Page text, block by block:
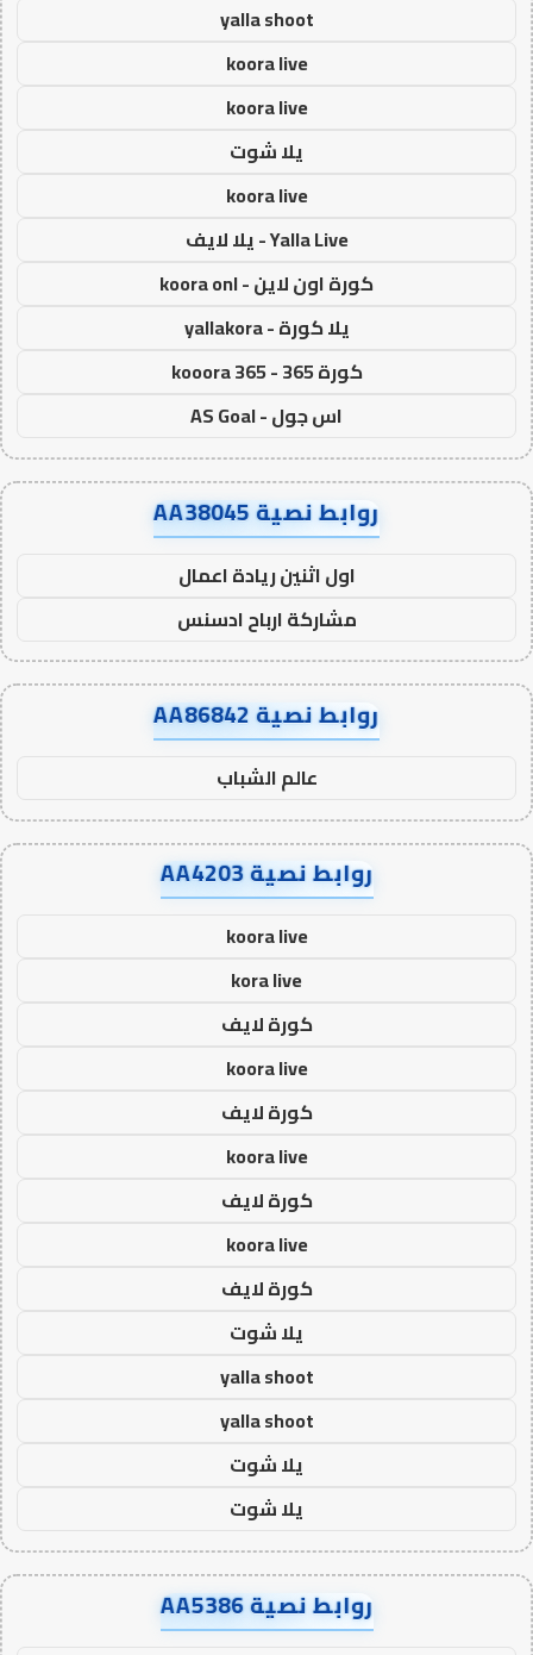
yalla shoot
koora live
koora live
يلا شوت
koora live
Yalla Live - يلا لايف
كورة اون لاين - koora onl
يلا كورة - yallakora
كورة 365 - kooora 365
اس جول - AS Goal
روابط نصية AA38045
اول اثنين ريادة اعمال
مشاركة ارباح ادسنس
روابط نصية AA86842
عالم الشباب
روابط نصية AA4203
koora live
kora live
كورة لايف
koora live
كورة لايف
koora live
كورة لايف
koora live
كورة لايف
يلا شوت
yalla shoot
yalla shoot
يلا شوت
يلا شوت
روابط نصية AA5386